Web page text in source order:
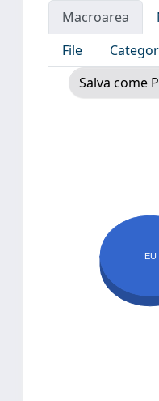
Macroarea
File
Salva come
EU